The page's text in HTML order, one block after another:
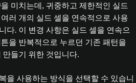
미치는데, 귀중하고 제한적인 실드
러 개의 실드 셀을 연속적으로 사용
다. 이 변경 사항은 실드 셀을 연속으
을 반복적으로 누르던 기존 패턴을
들기 위한 것입니다.
을 사용하는 방식을 선택할 수 있습니